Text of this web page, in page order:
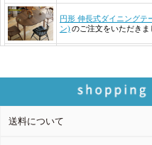
送料について